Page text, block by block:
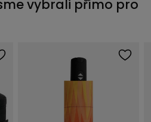
vybrali přímo pro